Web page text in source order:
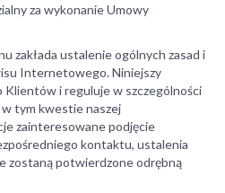
za wykonanie Umowy
zakłada ustalenie ogólnych zasad i
Internetowego. Niniejszy
Klientów i reguluje w szczególności
w tym kwestie naszej
zainteresowane podjęcie
kontaktu, ustalenia
zostaną potwierdzone odrębną